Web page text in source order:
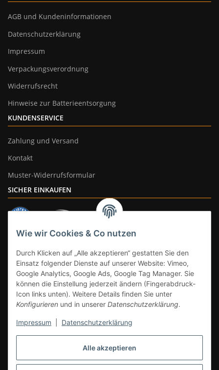
Alle akzeptieren
Wie wir Cookies & Co nutzen
Durch Klicken auf „Alle akzeptieren“ gestatten Sie den
Einsatz folgender Dienste auf unserer Website: Vimeo,
Google Analytics, Google Ads, Google Tag Manager. Sie
können die Einstellung jederzeit ändern (Fingerabdruck-
Icon links unten). Weitere Details finden Sie unter
Konfigurieren und in unserer Datenschutzerklärung.
Impressum Datenschutzerklärung
AGB und Kundeninformationen
Datenschutzerklärung
Impressum
Verpackungsverordnung
Widerrufsrecht
Hinweise zur Batterieentsorgung
KUNDENSERVICE
Zahlung und Versand
Kontakt
Muster-Widerrufsformular
SICHER EINKAUFEN
* Alle Preise inkl. gesetzlicher Mwst., zzgl.Versand
DE, gilt nicht für Großgeräte per Spedition). Artikel mit 0% MwSt. (gem. §